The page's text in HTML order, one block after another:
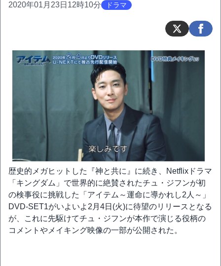
2020年01月23日12時10分 ドラマ
歴史的メガヒットした『神と共に』に続き、Netflixドラマ
「キングダム」で世界的に絶賛されたチュ・ジフンが初
の検事役に挑戦した「アイテム～運命に導かれし2人～」
DVD-SET1がいよいよ2月4日(火)に待望のリリースとなる
が、これに先駆けてチュ・ジフンが本作で演じる役柄の
コメントやメイキング映像の一部が公開された。